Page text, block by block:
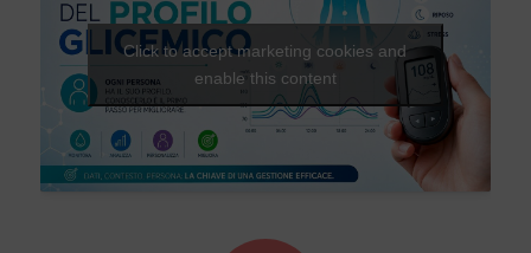
Click to accept marketing cookies and
enable this content